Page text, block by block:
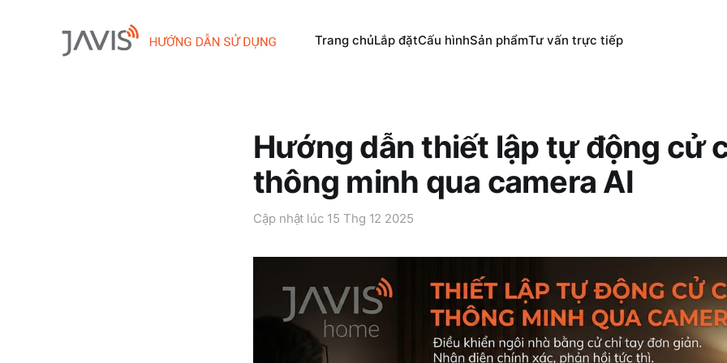
Trang chủLắp đặtCấu hìnhSản phẩmTư vấn trực tiếp
Hướng dẫn thiết lập tự động cử
thông minh qua camera AI
Cập nhật lúc 15 Thg 12 2025